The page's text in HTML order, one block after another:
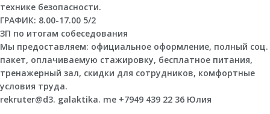
технике безопасности.
ГРАФИК: 8.00-17.00 5/2
ЗП по итогам собеседования
Мы предоставляем: официальное оформление, полный соц.
пакет, оплачиваемую стажировку, бесплатное питания,
тренажерный зал, скидки для сотрудников, комфортные
условия труда.
rekruter@d3. galaktika. me +7949 439 22 36 Юлия